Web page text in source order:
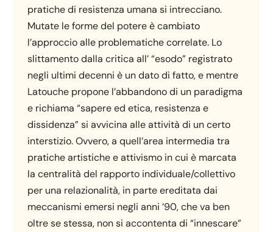
pratiche di resistenza umana si intrecciano.
Mutate le forme del potere è cambiato
l’approccio alle problematiche correlate. Lo
slittamento dalla critica all’ “esodo” registrato
negli ultimi decenni è un dato di fatto, e mentre
Latouche propone l’abbandono di un paradigma
e richiama “sapere ed etica, resistenza e
dissidenza” si avvicina alle attività di un certo
interstizio. Ovvero, a quell’area intermedia tra
pratiche artistiche e attivismo in cui è marcata
la centralità del rapporto individuale/collettivo
per una relazionalità, in parte ereditata dai
meccanismi emersi negli anni ’90, che va ben
oltre se stessa, non si accontenta di “innescare”